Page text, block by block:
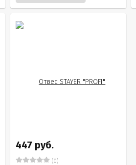
447 руб.
(0)